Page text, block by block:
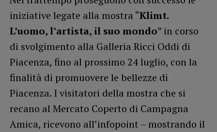
iniziative legate alla mostra “Klimt.
L’uomo, l’artista, il suo mondo” in corso
di svolgimento alla Galleria Ricci Oddi di
Piacenza, fino al prossimo 24 luglio, con la
finalità di promuovere le bellezze di
Piacenza. I visitatori della mostra che si
recano al Mercato Coperto di Campagna
Amica, ricevono all’infopoint – mostrando il